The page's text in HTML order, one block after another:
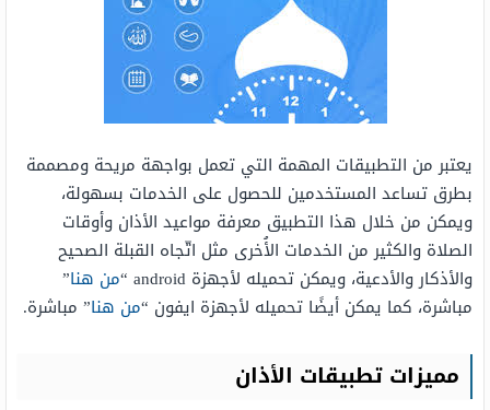
يعتبر من التطبيقات المهمة التي تعمل بواجهة مريحة ومصممة
بطرق تساعد المستخدمين للحصول على الخدمات بسهولة،
ويمكن من خلال هذا التطبيق معرفة مواعيد الأذان وأوقات
الصلاة والكثير من الخدمات الأُخرى مثل اتّجاه القبلة الصحيح
والأذكار والأدعية، ويمكن تحميله لأجهزة android “
من هنا”
مباشرة، كما يمكن أيضًا تحميله لأجهزة ايفون “من هنا” مباشرة.
مميزات تطبيقات الأذان